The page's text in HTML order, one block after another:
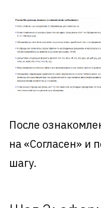
После
на «Согласен» и
шагу.